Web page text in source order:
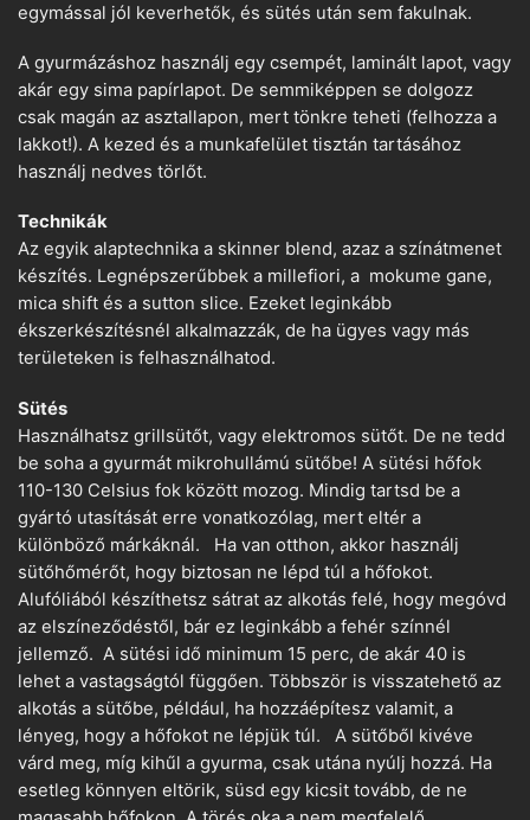
egymással jól keverhetők, és sütés után sem fakulnak.
A gyurmázáshoz használj egy csempét, laminált lapot, vagy
akár egy sima papírlapot. De semmiképpen se dolgozz
csak magán az asztallapon, mert tönkre teheti (felhozza a
lakkot!). A kezed és a munkafelület tisztán tartásához
használj nedves törlőt.
Technikák
Az egyik alaptechnika a skinner blend, azaz a színátmenet
készítés. Legnépszerűbbek a millefiori, a mokume gane,
mica shift és a sutton slice. Ezeket leginkább
ékszerkészítésnél alkalmazzák, de ha ügyes vagy más
területeken is felhasználhatod.
Sütés
Használhatsz grillsütőt, vagy elektromos sütőt. De ne tedd
be soha a gyurmát mikrohullámú sütőbe! A sütési hőfok
110-130 Celsius fok között mozog. Mindig tartsd be a
gyártó utasítását erre vonatkozólag, mert eltér a
különböző márkáknál. Ha van otthon, akkor használj
sütőhőmérőt, hogy biztosan ne lépd túl a hőfokot.
Alufóliából készíthetsz sátrat az alkotás felé, hogy megóvd
az elszíneződéstől, bár ez leginkább a fehér színnél
jellemző. A sütési idő minimum 15 perc, de akár 40 is
lehet a vastagságtól függően. Többször is visszatehető az
alkotás a sütőbe, például, ha hozzáépítesz valamit, a
lényeg, hogy a hőfokot ne lépjük túl. A sütőből kivéve
várd meg, míg kihűl a gyurma, csak utána nyúlj hozzá. Ha
esetleg könnyen eltörik, süsd egy kicsit tovább, de ne